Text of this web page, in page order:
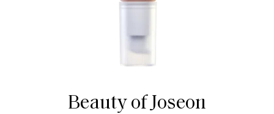
Beauty of Joseon